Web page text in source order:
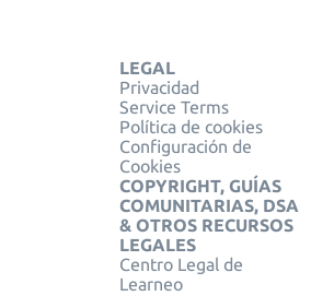
LEGAL
Privacidad
Service Terms
Política de cookies
Configuración de
Cookies
COPYRIGHT, GUÍAS
COMUNITARIAS, DSA
& OTROS RECURSOS
LEGALES
Centro Legal de
Learneo